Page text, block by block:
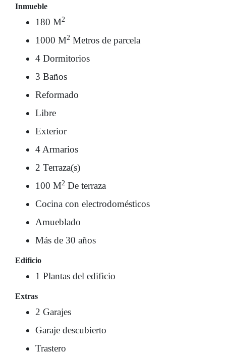
Inmueble
180 M2
1000 M2 Metros de parcela
4 Dormitorios
3 Baños
Reformado
Libre
Exterior
4 Armarios
2 Terraza(s)
100 M2 De terraza
Cocina con electrodomésticos
Amueblado
Más de 30 años
Edificio
1 Plantas del edificio
Extras
2 Garajes
Garaje descubierto
Trastero